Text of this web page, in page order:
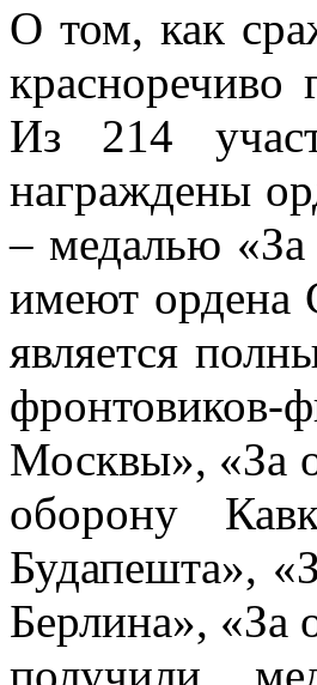
О том, как
Из 214
награждены
– медалью «За
имеют ордена
является
Москвы», «За
оборону
Будапешта»,
Берлина», «За
получили